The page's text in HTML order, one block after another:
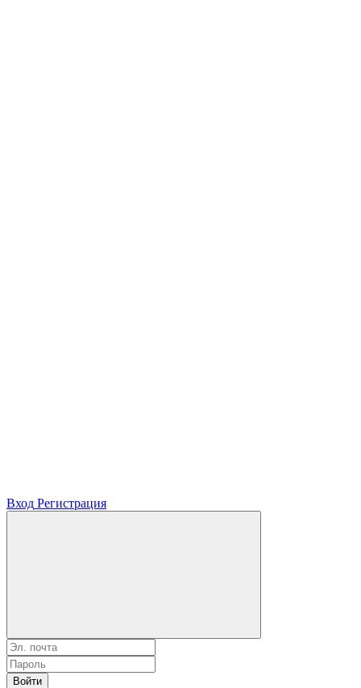
Вход Регистрация
Войти